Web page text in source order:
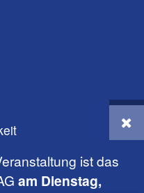
ist das
am Dienstag,